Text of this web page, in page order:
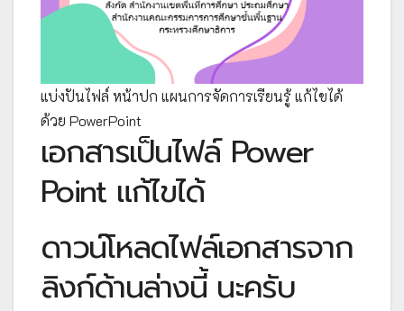
แบ่งปันไฟล์ หน้าปก แผนการจัดการเรียนรู้ แก้ไขได้
ด้วย PowerPoint
เอกสารเป็นไฟล์ Power
Point แก้ไขได้
ดาวน์โหลดไฟล์เอกสารจาก
ลิงก์ด้านล่างนี้ นะครับ